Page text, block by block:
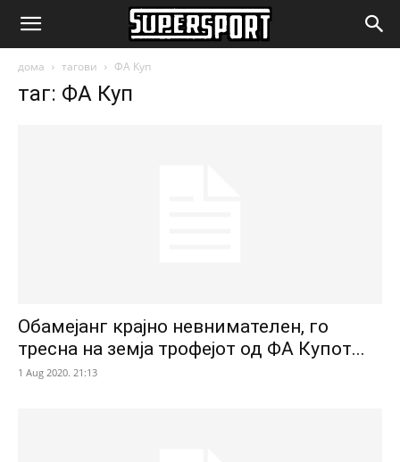
SuperSport.mk
дома тагови ФА Куп
таг: ФА Куп
Обамејанг крајно невнимателен, го
тресна на земја трофејот од ФА Купот...
1 Aug 2020. 21:13